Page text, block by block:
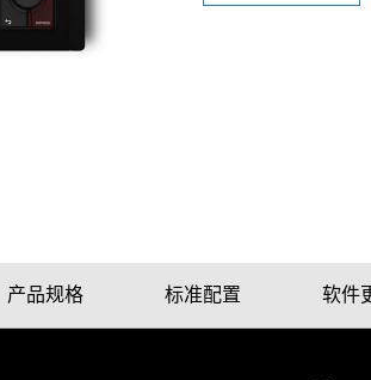
产品规格 标准配置 软件